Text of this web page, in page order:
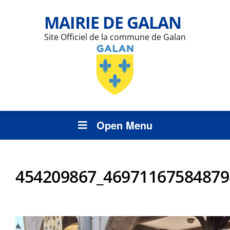
MAIRIE DE GALAN
Site Officiel de la commune de Galan
Open Menu